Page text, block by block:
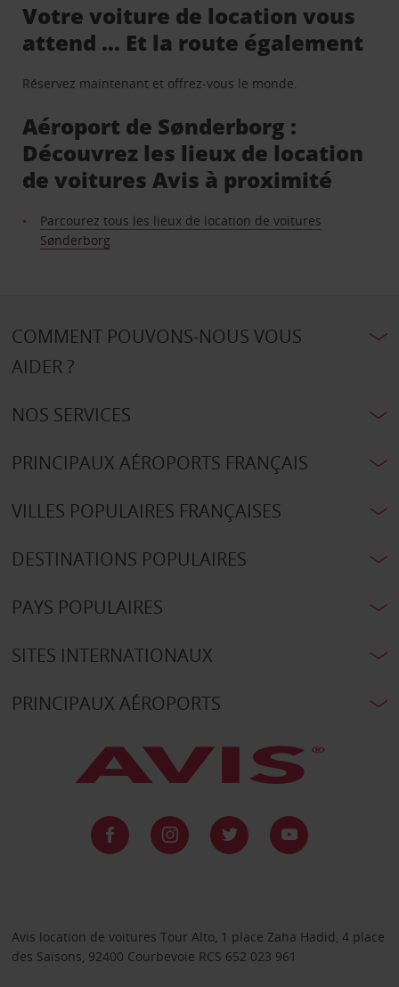
Votre voiture de location vous
attend … Et la route également
Réservez maintenant et offrez-vous le monde.
Aéroport de Sønderborg :
Découvrez les lieux de location
de voitures Avis à proximité
Parcourez tous les lieux de location de voitures
Sønderborg
COMMENT POUVONS-NOUS VOUS
AIDER ?
NOS SERVICES
PRINCIPAUX AÉROPORTS FRANÇAIS
VILLES POPULAIRES FRANÇAISES
DESTINATIONS POPULAIRES
PAYS POPULAIRES
SITES INTERNATIONAUX
PRINCIPAUX AÉROPORTS
Avis location de voitures Tour Alto, 1 place Zaha Hadid, 4 place
des Saisons, 92400 Courbevoie RCS 652 023 961